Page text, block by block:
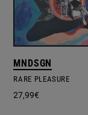
MNDSGN
RARE PLEASURE
27,99€